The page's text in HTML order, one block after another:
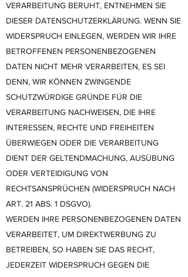
VERARBEITUNG BERUHT, ENTNEHMEN SIE
DIESER DATENSCHUTZERKLÄRUNG. WENN SIE
WIDERSPRUCH EINLEGEN, WERDEN WIR IHRE
BETROFFENEN PERSONENBEZOGENEN
DATEN NICHT MEHR VERARBEITEN, ES SEI
DENN, WIR KÖNNEN ZWINGENDE
SCHUTZWÜRDIGE GRÜNDE FÜR DIE
VERARBEITUNG NACHWEISEN, DIE IHRE
INTERESSEN, RECHTE UND FREIHEITEN
ÜBERWIEGEN ODER DIE VERARBEITUNG
DIENT DER GELTENDMACHUNG, AUSÜBUNG
ODER VERTEIDIGUNG VON
RECHTSANSPRÜCHEN (WIDERSPRUCH NACH
ART. 21 ABS. 1 DSGVO).
WERDEN IHRE PERSONENBEZOGENEN DATEN
VERARBEITET, UM DIREKTWERBUNG ZU
BETREIBEN, SO HABEN SIE DAS RECHT,
JEDERZEIT WIDERSPRUCH GEGEN DIE